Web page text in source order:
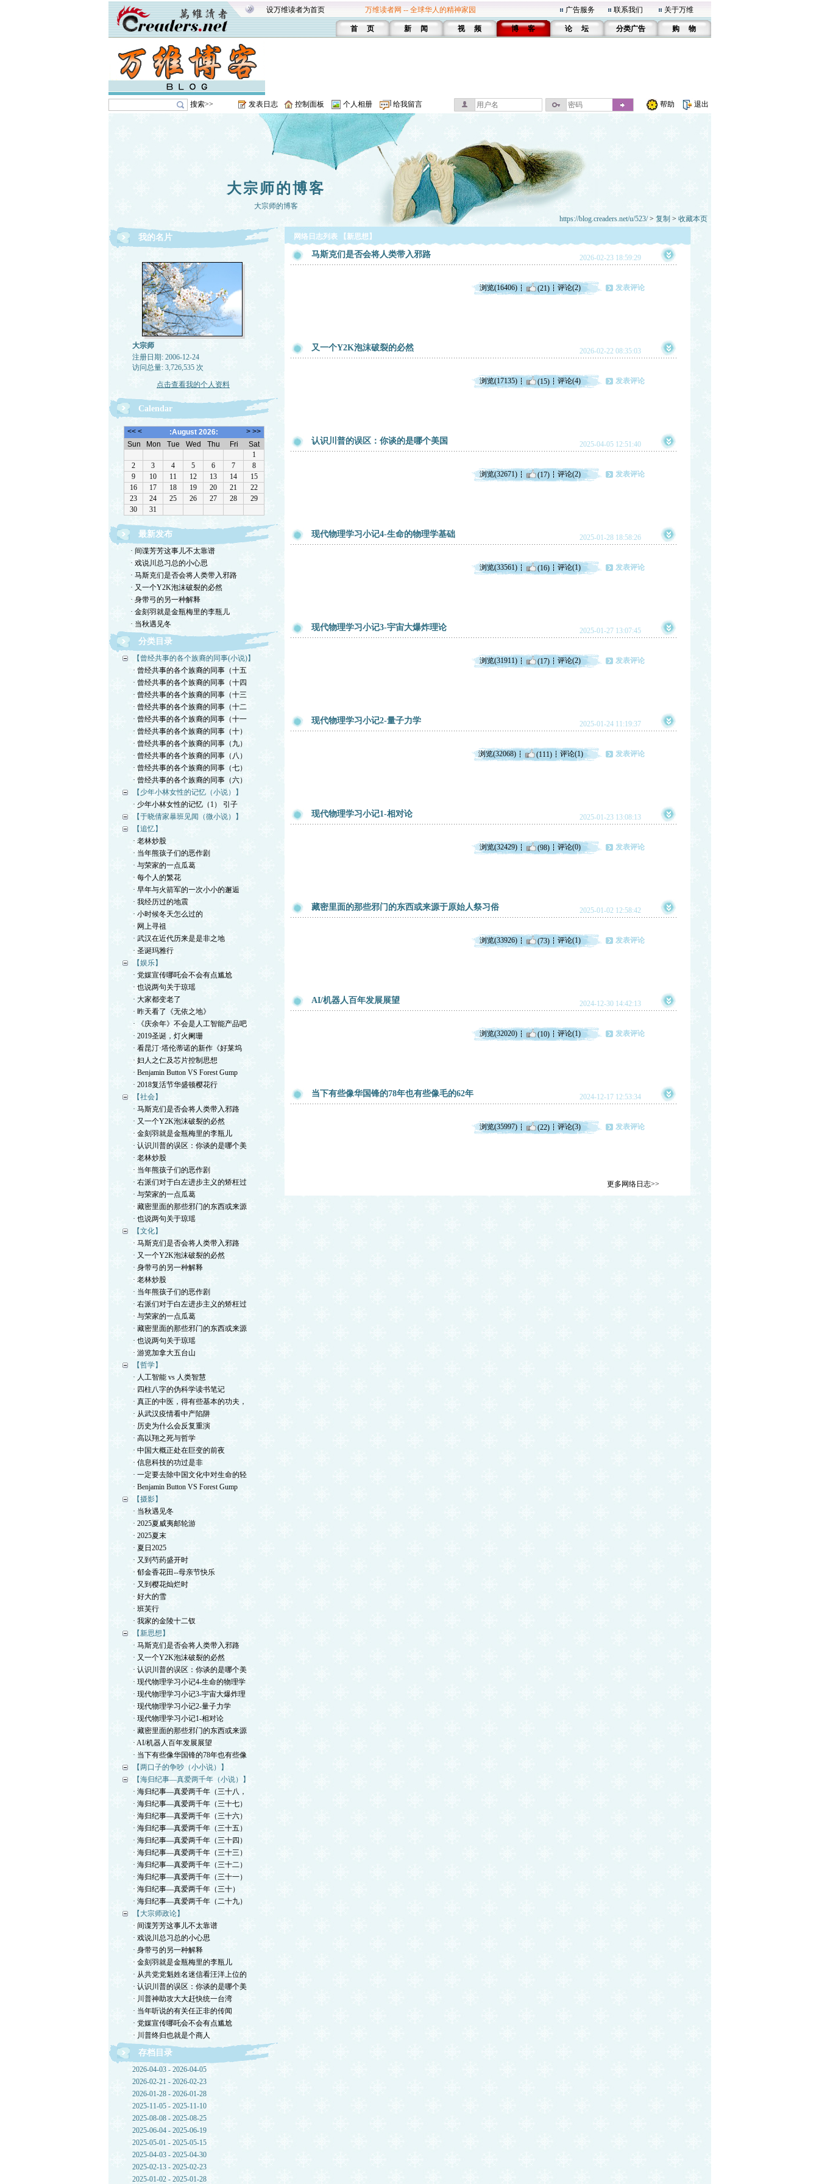
设万维读者为首页 万维读者网 -- 全球华人的精神家园 广告服务 联系我们 关于万维
首 页 新 闻 视 频 博 客 论 坛 分类广告 购 物
搜索>> 发表日志 控制面板 个人相册 给我留言 帮助 退出
大宗师的博客
大宗师的博客
https://blog.creaders.net/u/523/> 复制 > 收藏本页
我的名片
大宗师
注册日期: 2006-12-24
访问总量: 3,726,535 次
点击查看我的个人资料
Calendar
最新发布
· 间谍芳芳这事儿不太靠谱
· 戏说川总习总的小心思
· 马斯克们是否会将人类带入邪路
· 又一个Y2K泡沫破裂的必然
· 身带弓的另一种解释
· 金刻羽就是金瓶梅里的李瓶儿
· 当秋遇见冬
分类目录
【曾经共事的各个族裔的同事(小说)】
· 曾经共事的各个族裔的同事（十五
· 曾经共事的各个族裔的同事（十四
· 曾经共事的各个族裔的同事（十三
· 曾经共事的各个族裔的同事（十二
· 曾经共事的各个族裔的同事（十一
· 曾经共事的各个族裔的同事（十）
· 曾经共事的各个族裔的同事（九）
· 曾经共事的各个族裔的同事（八）
· 曾经共事的各个族裔的同事（七）
· 曾经共事的各个族裔的同事（六）
【少年小林女性的记忆（小说）】
· 少年小林女性的记忆（1） 引子
【于晓倩家暴班见闻（微小说）】
【追忆】
· 老林炒股
· 当年熊孩子们的恶作剧
· 与荣家的一点瓜葛
· 每个人的繁花
· 早年与火箭军的一次小小的邂逅
· 我经历过的地震
· 小时候冬天怎么过的
· 网上寻祖
· 武汉在近代历来是是非之地
· 圣诞玛雅行
【娱乐】
· 党媒宣传哪吒会不会有点尴尬
· 也说两句关于琼瑶
· 大家都变老了
· 昨天看了《无依之地》
· 《庆余年》不会是人工智能产品吧
· 2019圣诞，灯火阑珊
· 看昆汀·塔伦蒂诺的新作《好莱坞
· 妇人之仁及芯片控制思想
· Benjamin Button VS Forest Gump
· 2018复活节华盛顿樱花行
【社会】
· 马斯克们是否会将人类带入邪路
· 又一个Y2K泡沫破裂的必然
· 金刻羽就是金瓶梅里的李瓶儿
· 认识川普的误区：你谈的是哪个美
· 老林炒股
· 当年熊孩子们的恶作剧
· 右派们对于白左进步主义的矫枉过
· 与荣家的一点瓜葛
· 藏密里面的那些邪门的东西或来源
· 也说两句关于琼瑶
【文化】
· 马斯克们是否会将人类带入邪路
· 又一个Y2K泡沫破裂的必然
· 身带弓的另一种解释
· 老林炒股
· 当年熊孩子们的恶作剧
· 右派们对于白左进步主义的矫枉过
· 与荣家的一点瓜葛
· 藏密里面的那些邪门的东西或来源
· 也说两句关于琼瑶
· 游览加拿大五台山
【哲学】
· 人工智能 vs 人类智慧
· 四柱八字的伪科学读书笔记
· 真正的中医，得有些基本的功夫，
· 从武汉疫情看中产陷阱
· 历史为什么会反复重演
· 高以翔之死与哲学
· 中国大概正处在巨变的前夜
· 信息科技的功过是非
· 一定要去除中国文化中对生命的轻
· Benjamin Button VS Forest Gump
【摄影】
· 当秋遇见冬
· 2025夏威夷邮轮游
· 2025夏末
· 夏日2025
· 又到芍药盛开时
· 郁金香花田--母亲节快乐
· 又到樱花灿烂时
· 好大的雪
· 班芙行
· 我家的金陵十二钗
【新思想】
· 马斯克们是否会将人类带入邪路
· 又一个Y2K泡沫破裂的必然
· 认识川普的误区：你谈的是哪个美
· 现代物理学习小记4-生命的物理学
· 现代物理学习小记3-宇宙大爆炸理
· 现代物理学习小记2-量子力学
· 现代物理学习小记1-相对论
· 藏密里面的那些邪门的东西或来源
· AI/机器人百年发展展望
· 当下有些像华国锋的78年也有些像
【两口子的争吵（小小说）】
【海归纪事—真爱两千年（小说）】
· 海归纪事—真爱两千年（三十八，
· 海归纪事—真爱两千年（三十七）
· 海归纪事—真爱两千年（三十六）
· 海归纪事—真爱两千年（三十五）
· 海归纪事—真爱两千年（三十四）
· 海归纪事—真爱两千年（三十三）
· 海归纪事—真爱两千年（三十二）
· 海归纪事—真爱两千年（三十一）
· 海归纪事—真爱两千年（三十）
· 海归纪事—真爱两千年（二十九）
【大宗师政论】
· 间谍芳芳这事儿不太靠谱
· 戏说川总习总的小心思
· 身带弓的另一种解释
· 金刻羽就是金瓶梅里的李瓶儿
· 从共党党魁姓名迷信看汪洋上位的
· 认识川普的误区：你谈的是哪个美
· 川普神助攻大大赶快统一台湾
· 当年听说的有关任正非的传闻
· 党媒宣传哪吒会不会有点尴尬
· 川普终归也就是个商人
存档目录
2026-04-03 - 2026-04-05
2026-02-21 - 2026-02-23
2026-01-28 - 2026-01-28
2025-11-05 - 2025-11-10
2025-08-08 - 2025-08-25
2025-06-04 - 2025-06-19
2025-05-01 - 2025-05-15
2025-04-03 - 2025-04-30
2025-02-13 - 2025-02-23
2025-01-02 - 2025-01-28
网络日志列表 【新思想】
马斯克们是否会将人类带入邪路 2026-02-23 18:59:29
浏览(16406) (21) 评论(2) 发表评论
又一个Y2K泡沫破裂的必然 2026-02-22 08:35:03
浏览(17135) (15) 评论(4) 发表评论
认识川普的误区：你谈的是哪个美国 2025-04-05 12:51:40
浏览(32671) (17) 评论(2) 发表评论
现代物理学习小记4-生命的物理学基础 2025-01-28 18:58:26
浏览(33561) (16) 评论(1) 发表评论
现代物理学习小记3-宇宙大爆炸理论 2025-01-27 13:07:45
浏览(31911) (17) 评论(2) 发表评论
现代物理学习小记2-量子力学 2025-01-24 11:19:37
浏览(32068) (111) 评论(1) 发表评论
现代物理学习小记1-相对论 2025-01-23 13:08:13
浏览(32429) (98) 评论(0) 发表评论
藏密里面的那些邪门的东西或来源于原始人祭习俗 2025-01-02 12:58:42
浏览(33926) (73) 评论(1) 发表评论
AI/机器人百年发展展望 2024-12-30 14:42:13
浏览(32020) (10) 评论(1) 发表评论
当下有些像华国锋的78年也有些像毛的62年 2024-12-17 12:53:34
浏览(35997) (22) 评论(3) 发表评论
更多网络日志>>